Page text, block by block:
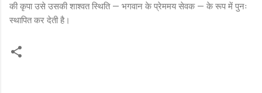
की कृपा उसे उसकी शाश्वत स्थिति — भगवान के प्रेममय सेवक — के रूप में पुनः
स्थापित कर देती है।